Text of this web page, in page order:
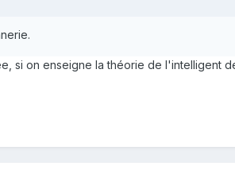
si on enseigne la théorie de l'intelligent